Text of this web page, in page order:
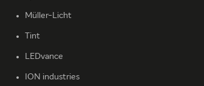
Müller-Licht
Tint
LEDvance
ION industries